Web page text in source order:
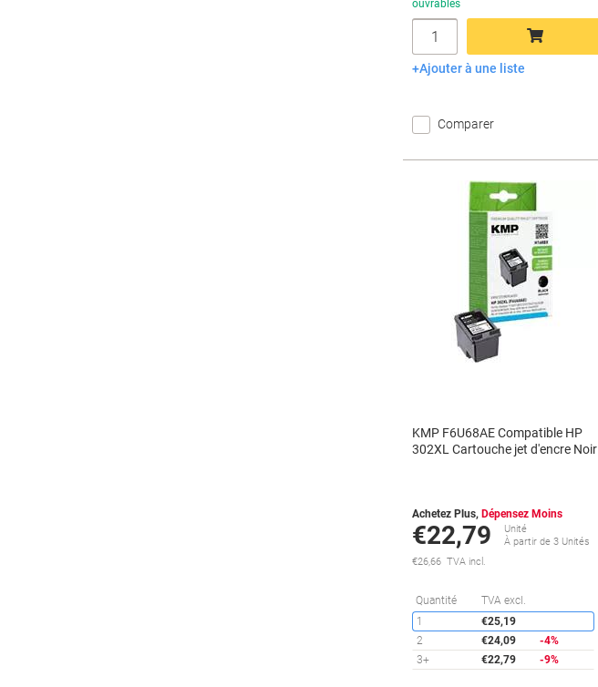
ouvrables
Quantité
Ajouter au panier
Ajouter à une liste
Comparer
KMP F6U68AE Compatible HP
302XL Cartouche jet d'encre Noir
Achetez Plus, Dépensez Moins
€22,79
Unité
À partir de 3 Unités
€26,66 TVA incl.
Quantité TVA excl.
1
€25,19
2
€24,09
-4%
3+
€22,79 -9%